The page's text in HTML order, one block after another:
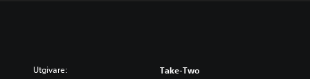
Utgivare: Take-Two